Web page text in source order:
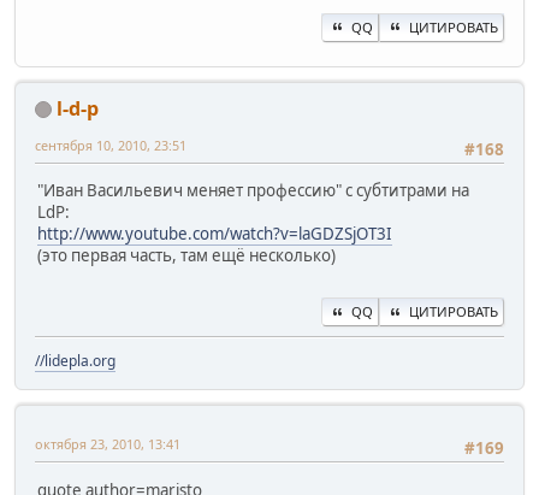
QQ ЦИТИРОВАТЬ
l-d-p
#168
сентября 10, 2010, 23:51
"Иван Васильевич меняет профессию" с субтитрами на
LdP:
http://www.youtube.com/watch?v=laGDZSjOT3I
(это первая часть, там ещё несколько)
QQ ЦИТИРОВАТЬ
//lidepla.org
#169
октября 23, 2010, 13:41
quote author=maristo